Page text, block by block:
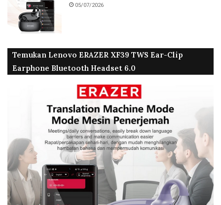
05/07/2026
Temukan Lenovo ERAZER XF39 TWS Ear-Clip
Earphone Bluetooth Headset 6.0